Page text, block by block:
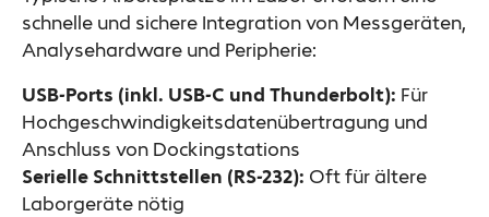
schnelle und sichere Integration von Messgeräten,
Analysehardware und Peripherie:
USB-Ports (inkl. USB-C und Thunderbolt): Für
Hochgeschwindigkeitsdatenübertragung und
Anschluss von Dockingstations
Serielle Schnittstellen (RS-232): Oft für ältere
Laborgeräte nötig